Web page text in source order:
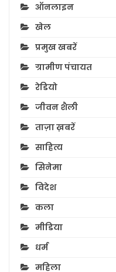
ऑनलाइन
खेल
प्रमुख खबरें
ग्रामीण पंचायत
रेडियो
जीवन शैली
ताज़ा ख़बरें
साहित्य
सिनेमा
विदेश
कला
मीडिया
धर्म
महिला